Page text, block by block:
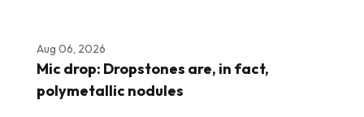
Aug 06, 2026
Mic drop: Dropstones are, in fact,
polymetallic nodules